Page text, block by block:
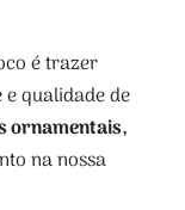
é trazer
qualidade de
ornamentais,
na nossa